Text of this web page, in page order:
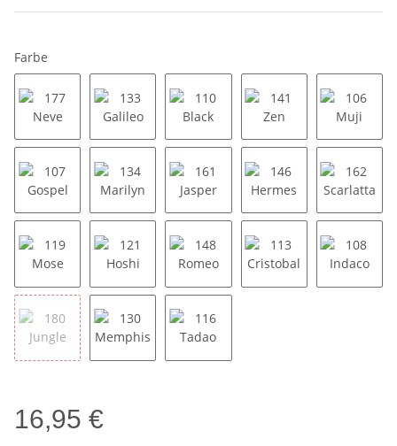
Farbe
177 Neve 133 Galileo 110 Black 141 Zen 106
107 Gospel 134 Marilyn 161 Jasper 146 Hermes 162
119 Mose 121 Hoshi 148 Romeo
16,95 €